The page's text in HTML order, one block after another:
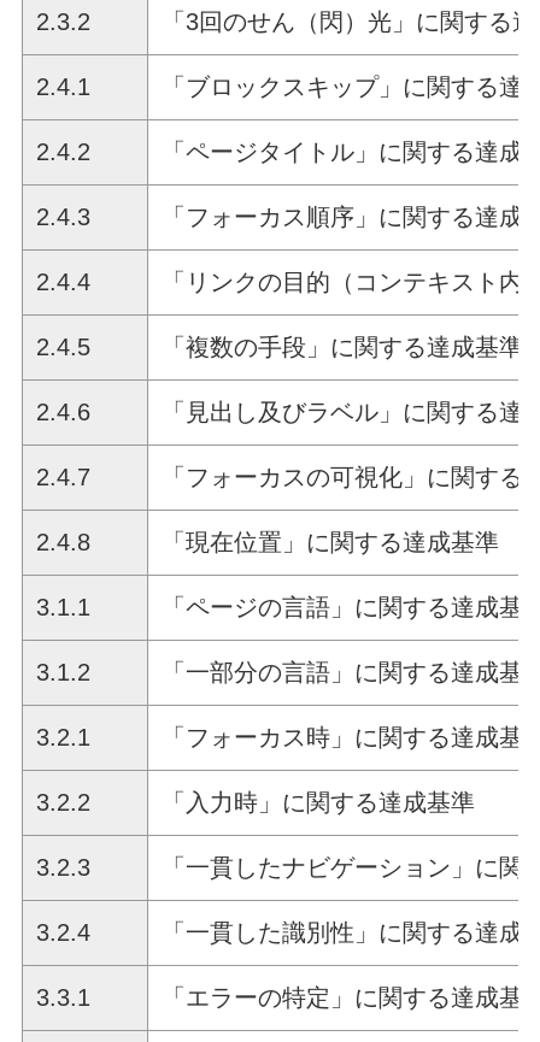
2.3.2 「3回のせん（閃）光」に関する
2.4.1 「ブロックスキップ」に関する達
2.4.2 「ページタイトル」に関する達成
2.4.3 「フォーカス順序」に関する達成
2.4.4 「リンクの目的（コンテキスト内
2.4.5 「複数の手段」に関する達成基準
2.4.6 「見出し及びラベル」に関する達
2.4.7 「フォーカスの可視化」に関する
2.4.8 「現在位置」に関する達成基準
3.1.1 「ページの言語」に関する達成基
3.1.2 「一部分の言語」に関する達成基
3.2.1 「フォーカス時」に関する達成基
3.2.2 「入力時」に関する達成基準
3.2.3 「一貫したナビゲーション」に関
3.2.4 「一貫した識別性」に関する達成
3.3.1 「エラーの特定」に関する達成基